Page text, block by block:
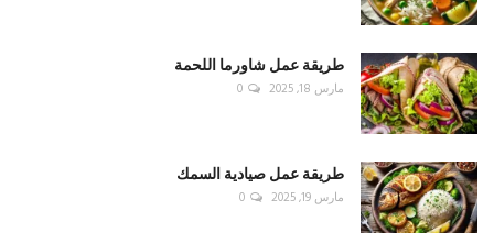
طريقة عمل شاورما اللحمة
مارس 18, 2025 0
طريقة عمل صيادية السمك
مارس 19, 2025 0